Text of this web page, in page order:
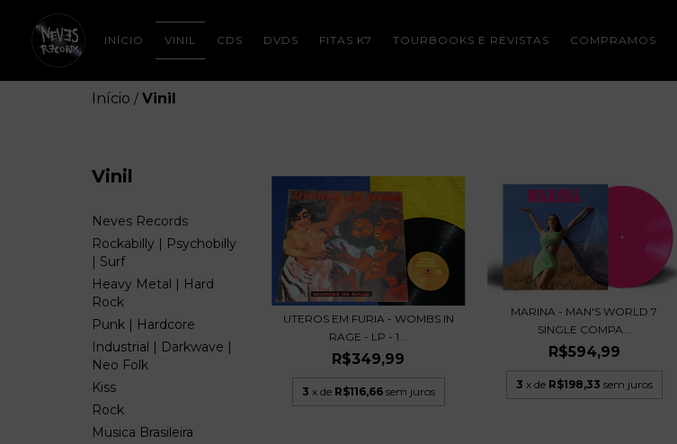
INÍCIO VINIL CDS DVDS FITAS K7 TOURBOOKS E REVISTAS COMPRAMOS
Início / Vinil
Vinil
Neves Records
Rockabilly | Psychobilly
| Surf
Heavy Metal | Hard
Rock
Punk | Hardcore
Industrial | Darkwave |
Neo Folk
Kiss
Rock
Musica Brasileira
UTEROS EM FURIA - WOMBS IN
RAGE - LP - 1...
R$349,99
3 x de R$116,66 sem juros
MARINA - MAN'S WORLD 7
SINGLE COMPA...
R$594,99
3 x de R$198,33 sem juros